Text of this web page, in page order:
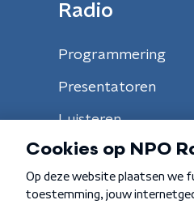
Radio
Programmering
Presentatoren
Luisteren
Algemene voorwaarden